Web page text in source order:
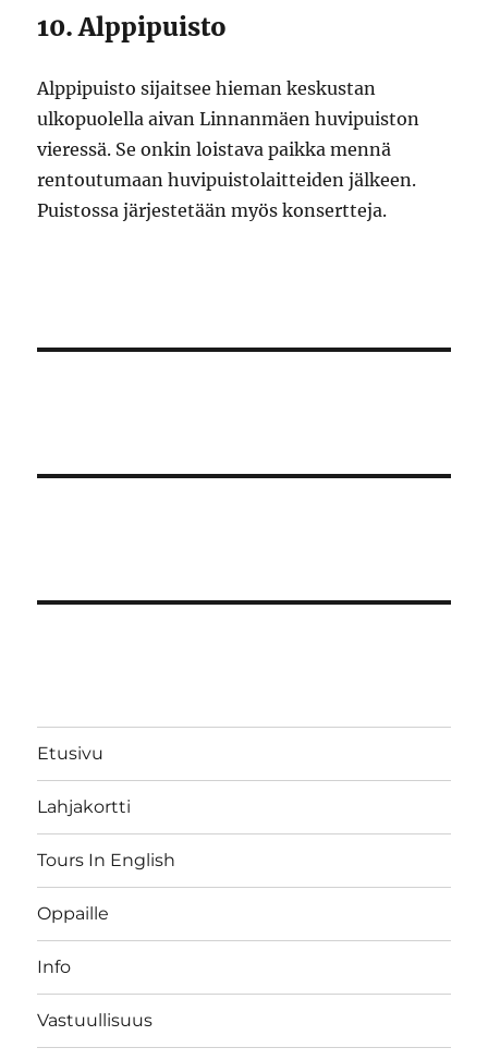
10. Alppipuisto
Alppipuisto sijaitsee hieman keskustan
ulkopuolella aivan Linnanmäen huvipuiston
vieressä. Se onkin loistava paikka mennä
rentoutumaan huvipuistolaitteiden jälkeen.
Puistossa järjestetään myös konsertteja.
Etusivu
Lahjakortti
Tours In English
Oppaille
Info
Vastuullisuus